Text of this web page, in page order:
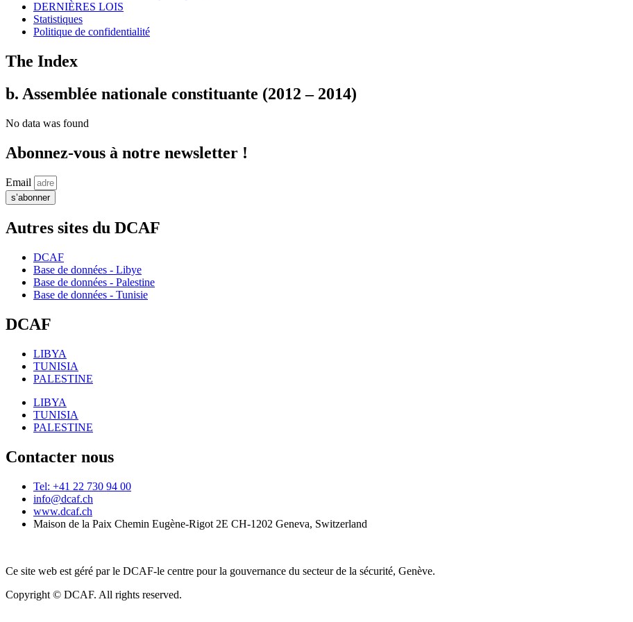
DERNIÈRES LOIS
Statistiques
Politique de confidentialité
The Index
b. Assemblée nationale constituante (2012 – 2014)
No data was found
Abonnez-vous à notre newsletter !
Email
s’abonner
Autres sites du DCAF
DCAF
Base de données - Libye
Base de données - Palestine
Base de données - Tunisie
DCAF
LIBYA
TUNISIA
PALESTINE
LIBYA
TUNISIA
PALESTINE
Contacter nous
Tel: +41 22 730 94 00
info@dcaf.ch
www.dcaf.ch
Maison de la Paix Chemin Eugène-Rigot 2E CH-1202 Geneva, Switzerland
Ce site web est géré par le DCAF-le centre pour la gouvernance du secteur de la sécurité, Genève.
Copyright © DCAF. All rights reserved.